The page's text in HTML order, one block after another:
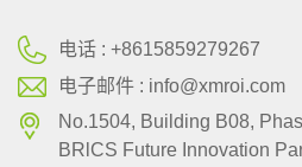
电话 :+8615859279267
电子邮件 : info@xmroi.com
No.1504, Building B08,
BRlCS Future Innovation